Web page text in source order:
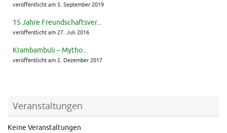
veröffentlicht am 5. September 2019
15 Jahre Freundschaftsver...
veröffentlicht am 27. Juli 2016
Krambambuli – Mytho...
veröffentlicht am 2. Dezember 2017
Veranstaltungen
Keine Veranstaltungen